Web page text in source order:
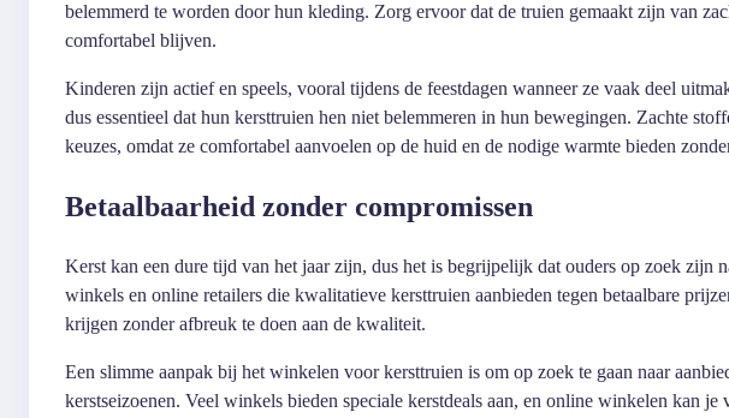
belemmerd te worden door hun kleding. Zorg ervoor dat de truien gemaakt zijn van
comfortabel blijven.
Kinderen zijn actief en speels, vooral tijdens de feestdagen wanneer ze vaak deel
dus essentieel dat hun kersttruien hen niet belemmeren in hun bewegingen. Zachte
keuzes, omdat ze comfortabel aanvoelen op de huid en de nodige warmte bieden
Betaalbaarheid zonder compromissen
Kerst kan een dure tijd van het jaar zijn, dus het is begrijpelijk dat ouders op zoek zijn
winkels en online retailers die kwalitatieve kersttruien aanbieden tegen betaalbare
krijgen zonder afbreuk te doen aan de kwaliteit.
Een slimme aanpak bij het winkelen voor kersttruien is om op zoek te gaan naar
kerstseizoenen. Veel winkels bieden speciale kerstdeals aan, en online winkelen kan